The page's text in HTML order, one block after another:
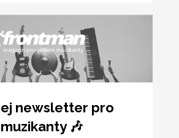
newsletter pro
🎶